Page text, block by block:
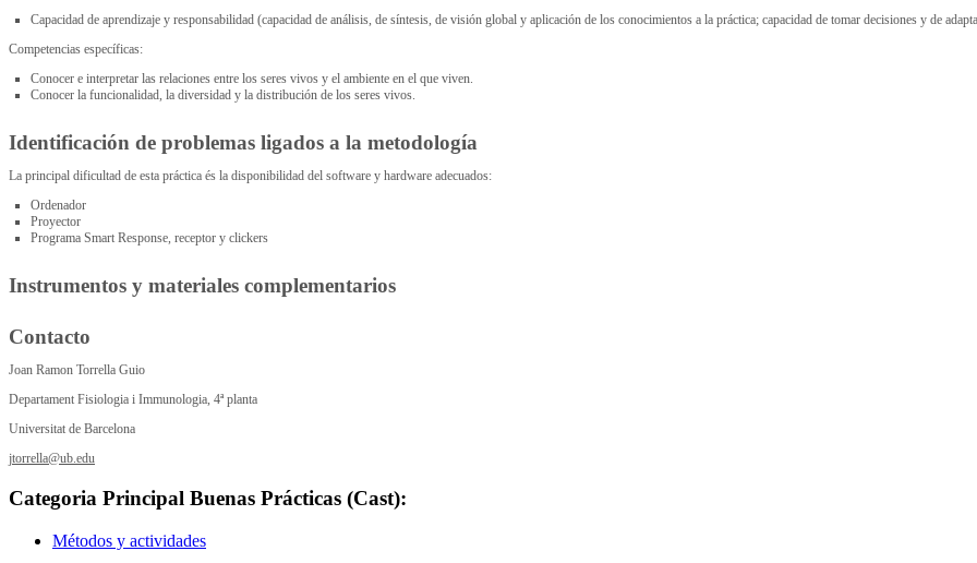
Capacidad de aprendizaje y responsabilidad (capacidad de análisis, de síntesis, de visión global y aplicación de los conocimientos a la práctica; capacidad de tomar decisiones y de
Competencias específicas:
Conocer e interpretar las relaciones entre los seres vivos y el ambiente en el que viven.
Conocer la funcionalidad, la diversidad y la distribución de los seres vivos.
Identificación de problemas ligados a la metodología
La principal dificultad de esta práctica és la disponibilidad del software y hardware adecuados:
Ordenador
Proyector
Programa Smart Response, receptor y clickers
Instrumentos y materiales complementarios
Contacto
Joan Ramon Torrella Guio
Departament Fisiologia i Immunologia, 4ª planta
Universitat de Barcelona
jtorrella@ub.edu
Categoria Principal Buenas Prácticas (Cast):
Métodos y actividades